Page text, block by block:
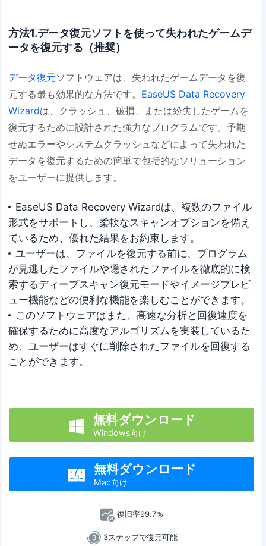
方法1.データ復元ソフトを使って失われたゲームデ
ータを復元する（推奨）
データ復元ソフトウェアは、失われたゲームデータを復
元する最も効果的な方法です。 EaseUS Data Recovery
Wizardは、クラッシュ、破損、または紛失したゲームを
復元するために設計された強力なプログラムです。予期
せぬエラーやシステムクラッシュなどによって失われた
データを復元するための簡単で包括的なソリューション
をユーザーに提供します。
EaseUS Data Recovery Wizardは、複数のファイル
形式をサポートし、柔軟なスキャンオプションを備え
ているため、優れた結果をお約束します。
ユーザーは、ファイルを復元する前に、プログラム
が見逃したファイルや隠されたファイルを徹底的に検
索するディープスキャン復元モードやイメージプレビ
ュー機能などの便利な機能を楽しむことができます。
このソフトウェアはまた、高速な分析と回復速度を
確保するために高度なアルゴリズムを実装しているた
め、ユーザーはすぐに削除されたファイルを回復する
ことができます。
 無料ダウンロード
Windows向け
 無料ダウンロード
Mac向け
復旧率99.7％
3ステップで復元可能